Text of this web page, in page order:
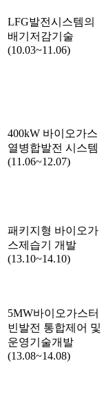
LFG발전시스템의
배기저감기술
(10.03~11.06)
400kW 바이오가스
열병합발전 시스템
(11.06~12.07)
패키지형 바이오가
스제습기 개발
(13.10~14.10)
5MW바이오가스터
빈발전 통합제어 및
운영기술개발
(13.08~14.08)